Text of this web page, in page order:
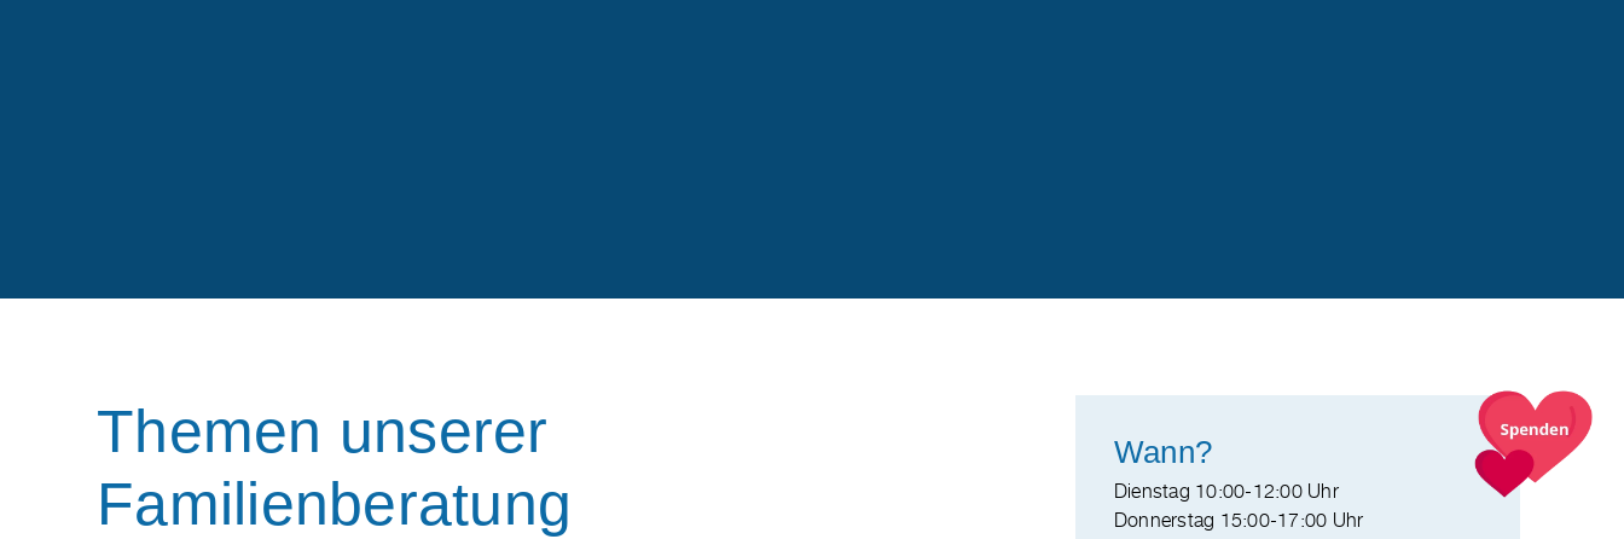
Themen unserer
Familienberatung
Wann?
Dienstag 10:00-12:00 Uhr
Donnerstag 15:00-17:00 Uhr